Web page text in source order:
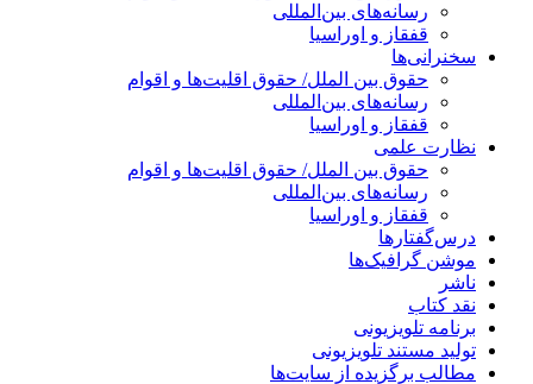
رسانه‌های بین‌المللی
قفقاز و اوراسیا
سخنرانی‌ها
حقوق بین الملل/ حقوق اقلیت‌ها و اقوام
رسانه‌های بین‌المللی
قفقاز و اوراسیا
نظارت علمی
حقوق بین الملل/ حقوق اقلیت‌ها و اقوام
رسانه‌های بین‌المللی
قفقاز و اوراسیا
درس‌گفتارها
موشن گرافیک‌ها
ناشر
نقد کتاب
برنامه‌ تلویزیونی
تولید مستند تلویزیونی
مطالب برگزیده از سایت‌ها